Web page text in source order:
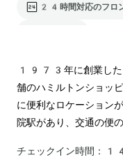
24時間対応のフロ
1973年に創業した、
舗のハミルトンショッ
に便利なロケーション
院駅があり、交通の便
チェックイン時間：